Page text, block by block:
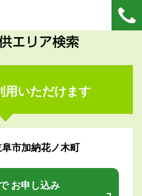
エリア検索
用いただけます
市加納花ノ木町
お申し込み